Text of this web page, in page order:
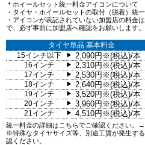
＊ホイールセット統一料金アイコンについて
・タイヤ・ホイールセットの取付（脱着）統
・アイコンが表記されていない加盟店の料金
で、必ず事前に加盟店へ確認をお願いします。
タイヤ単品 基本料金
15インチ以下
▶ 2,090円※(税込)/本
16インチ ▶ 2,310円※(税込)/本
17インチ ▶ 2,530円※(税込)/本
18インチ ▶ 2,640円※(税込)/本
19インチ ▶ 3,520円※(税込)/本
20インチ ▶ 3,960円※(税込)/本
21インチ ▶ 4,510円※(税込)/本
統一料金の詳細はこちらでご確認ください。→
※特殊なタイヤサイズ等、別途工賃が発生す
認ください。